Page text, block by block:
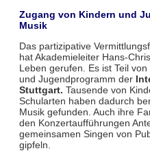
Zugang von Kindern und
Musik
Das partizipative
hat Akademieleiter Hans-
Leben gerufen. Es ist Teil
und Jugendprogramm der
Stuttgart. Tausende von
Schularten haben dadurch
Musik gefunden. Auch ihre
den Konzertaufführungen
gemeinsamen Singen von
gipfeln.